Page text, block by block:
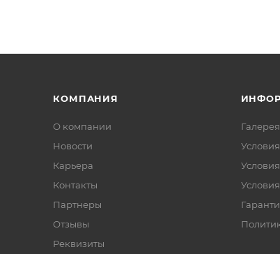
КОМПАНИЯ
О компании
Новости
Карьера
Контакты
Партнеры
Отзывы
Реквизиты
Галерея